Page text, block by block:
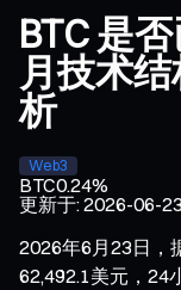
BTC 是
月技术
析
Web3
BTC0.24%
更新于:2026-06-
2026年6月23日，
62,492.1美元，24